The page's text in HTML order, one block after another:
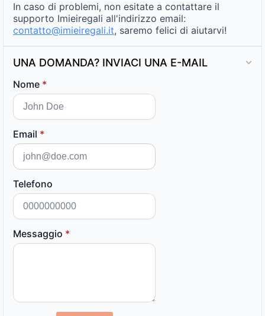
In caso di problemi, non esitate a contattare il
supporto Imieiregali all'indirizzo email:
contatto@imieiregali.it, saremo felici di aiutarvi!
UNA DOMANDA? INVIACI UNA E-MAIL
Nome *
Email *
Telefono
Messaggio *